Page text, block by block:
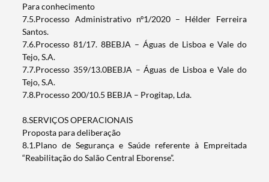
Para conhecimento
7.5.Processo Administrativo nº1/2020 – Hélder Ferreira
Santos.
7.6.Processo 81/17. 8BEBJA – Águas de Lisboa e Vale do
Tejo, S.A.
7.7.Processo 359/13.0BEBJA – Águas de Lisboa e Vale do
Tejo, S.A.
7.8.Processo 200/10.5 BEBJA – Progitap, Lda.
8.SERVIÇOS OPERACIONAIS
Proposta para deliberação
8.1.Plano de Segurança e Saúde referente à Empreitada
“Reabilitação do Salão Central Eborense”.